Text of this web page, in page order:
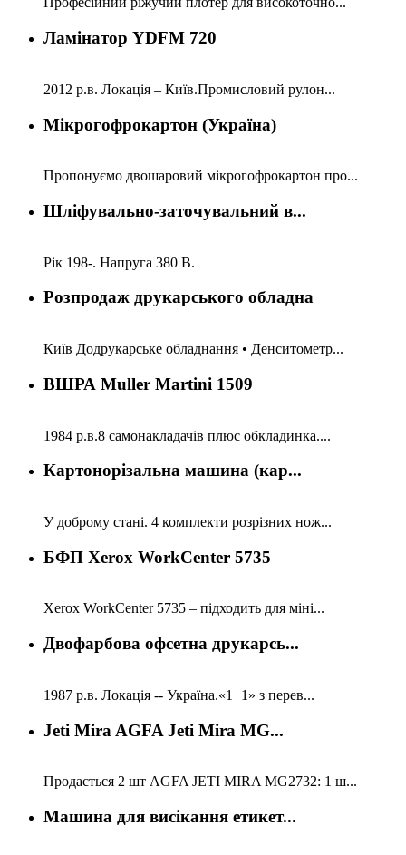
Ламінатор YDFM 720
2012 р.в. Локація – Київ.Промисловий рулон...
Мікрогофрокартон (Україна)
Пропонуємо двошаровий мікрогофрокартон про...
Шліфувально-заточувальний в...
Рік 198-. Напруга 380 В.
Розпродаж друкарського обладна
Київ Додрукарське обладнання • Денситометр...
ВШРА Muller Martini 1509
1984 р.в.8 самонакладачів плюс обкладинка....
Картонорізальна машина (кар...
У доброму стані. 4 комплекти розрізних нож...
БФП Xerox WorkCenter 5735
Xerox WorkCenter 5735 – підходить для міні...
Двофарбова офсетна друкарсь...
1987 р.в. Локація -- Україна.«1+1» з перев...
Jeti Mira AGFA Jeti Mira MG...
Продається 2 шт AGFA JETI MIRA MG2732: 1 ш...
Машина для висікання етикет...